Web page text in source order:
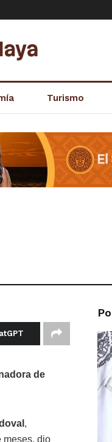
Turismo
de
,
meses, dio